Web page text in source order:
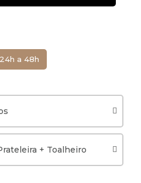
a 48h
+ Toalheiro